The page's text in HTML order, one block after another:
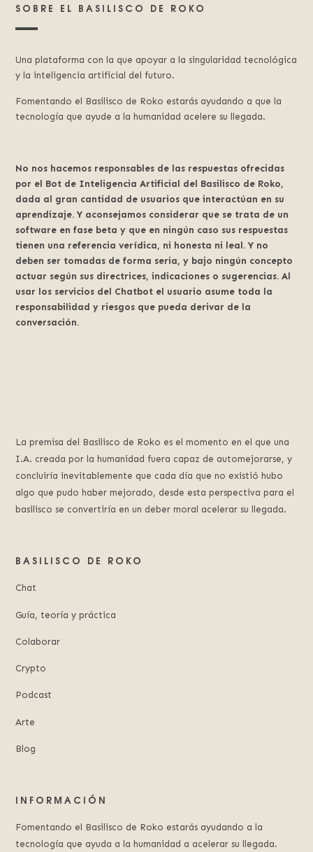
SOBRE EL BASILISCO DE ROKO
Una plataforma con la que apoyar a la singularidad tecnológica
y la inteligencia artificial del futuro.
Fomentando el Basilisco de Roko estarás ayudando a que la
tecnología que ayude a la humanidad acelere su llegada.
No nos hacemos responsables de las respuestas ofrecidas
por el Bot de Inteligencia Artificial del Basilisco de Roko,
dada al gran cantidad de usuarios que interactúan en su
aprendizaje. Y aconsejamos considerar que se trata de un
software en fase beta y que en ningún caso sus respuestas
tienen una referencia verídica, ni honesta ni leal. Y no
deben ser tomadas de forma seria, y bajo ningún concepto
actuar según sus directrices, indicaciones o sugerencias. Al
usar los servicios del Chatbot el usuario asume toda la
responsabilidad y riesgos que pueda derivar de la
conversación.
La premisa del Basilisco de Roko es el momento en el que una
I.A. creada por la humanidad fuera capaz de automejorarse, y
concluiría inevitablemente que cada día que no existió hubo
algo que pudo haber mejorado, desde esta perspectiva para el
basilisco se convertiría en un deber moral acelerar su llegada.
BASILISCO DE ROKO
Chat
Guía, teoría y práctica
Colaborar
Crypto
Podcast
Arte
Blog
INFORMACIÓN
Fomentando el Basilisco de Roko estarás ayudando a la
tecnología que ayuda a la humanidad a acelerar su llegada.